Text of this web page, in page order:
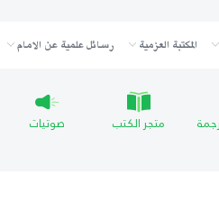
المكتبة العزمية رسائل علمية عن الامام
متجر الكتب صوتيات